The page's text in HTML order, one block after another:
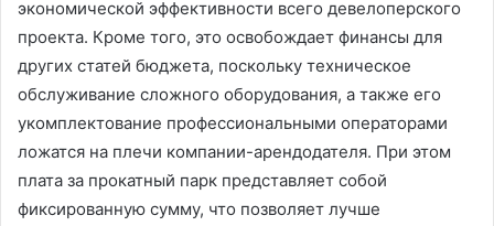
экономической эффективности всего девелоперского
проекта. Кроме того, это освобождает финансы для
других статей бюджета, поскольку техническое
обслуживание сложного оборудования, а также его
укомплектование профессиональными операторами
ложатся на плечи компании-арендодателя. При этом
плата за прокатный парк представляет собой
фиксированную сумму, что позволяет лучше